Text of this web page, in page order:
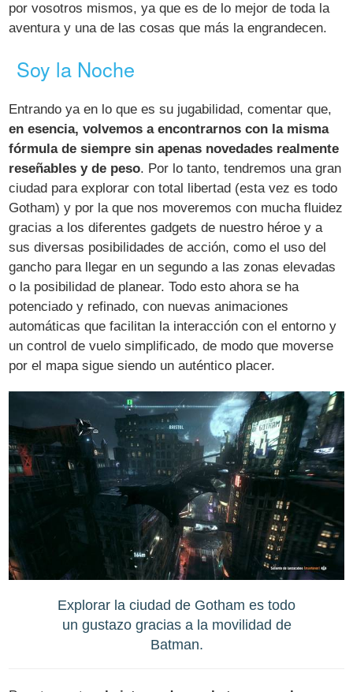
por vosotros mismos, ya que es de lo mejor de toda la
aventura y una de las cosas que más la engrandecen.
Soy la Noche
Entrando ya en lo que es su jugabilidad, comentar que,
en esencia, volvemos a encontrarnos con la misma
fórmula de siempre sin apenas novedades realmente
reseñables y de peso. Por lo tanto, tendremos una gran
ciudad para explorar con total libertad (esta vez es todo
Gotham) y por la que nos moveremos con mucha fluidez
gracias a los diferentes gadgets de nuestro héroe y a
sus diversas posibilidades de acción, como el uso del
gancho para llegar en un segundo a las zonas elevadas
o la posibilidad de planear. Todo esto ahora se ha
potenciado y refinado, con nuevas animaciones
automáticas que facilitan la interacción con el entorno y
un control de vuelo simplificado, de modo que moverse
por el mapa sigue siendo un auténtico placer.
Explorar la ciudad de Gotham es todo
un gustazo gracias a la movilidad de
Batman.